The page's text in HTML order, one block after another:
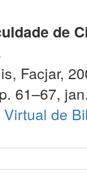
de
Facjar,
61–67,
Virtual de